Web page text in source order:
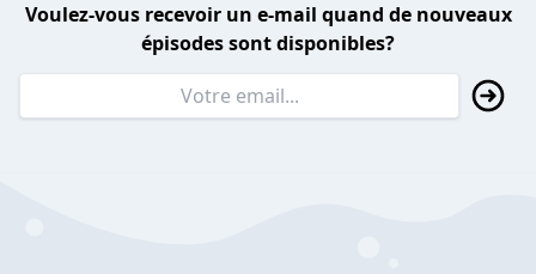
Voulez-vous recevoir un e-mail quand de nouveaux
épisodes sont disponibles?